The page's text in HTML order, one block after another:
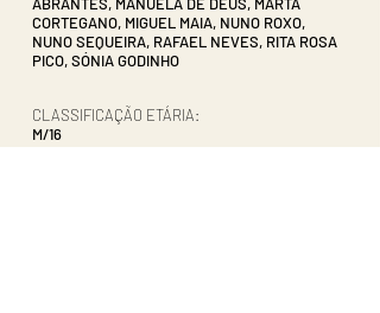
CORTEGANO, MIGUEL MAIA, NUNO ROXO,
NUNO SEQUEIRA, RAFAEL NEVES, RITA ROSA
PICO, SÓNIA GODINHO
CLASSIFICAÇÃO ETÁRIA:
M/16